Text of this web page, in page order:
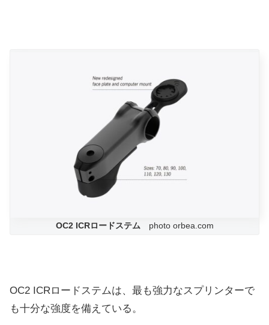
OC2 ICRロードステムphoto orbea.com
OC2 ICRロードステムは、最も強力なスプリンターで
も十分な強度を備えている。